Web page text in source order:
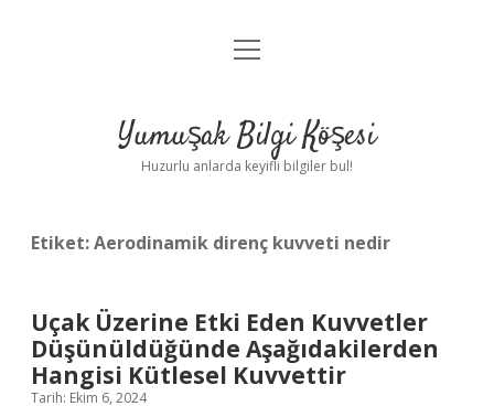
Anasayfa
Yasal Uyarı
menüyü
Yumuşak Bilgi Köşesi
Huzurlu anlarda keyifli bilgiler bul!
Etiket:Aerodinamik direnç kuvveti nedir
Uçak Üzerine Etki Eden Kuvvetler
Düşünüldüğünde Aşağıdakilerden
Hangisi Kütlesel Kuvvettir
Tarih: Ekim 6, 2024